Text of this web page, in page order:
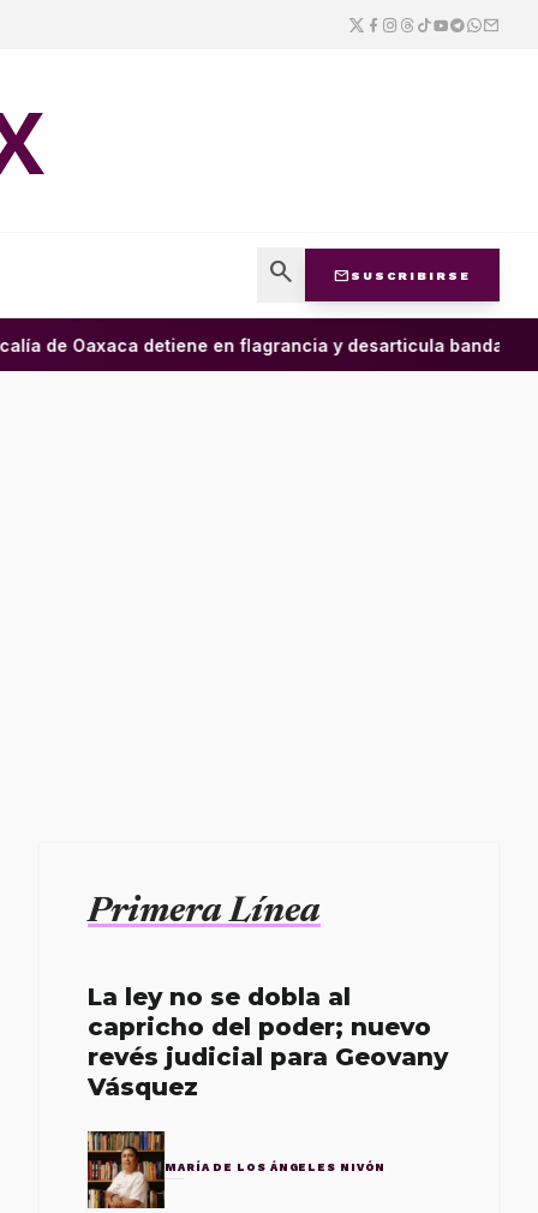
search mail SUSCRIBIRSE
de Oaxaca detiene en flagrancia y desarticula banda
Primera Línea
La ley no se dobla al
capricho del poder; nuevo
revés judicial para Geovany
Vásquez
MARÍA DE LOS ÁNGELES NIVÓN